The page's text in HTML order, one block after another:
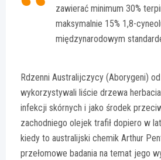
zawierać minimum 30%
maksymalnie 15% 1,8-
międzynarodowym
Rdzenni Australijczycy (Aborygeni)
wykorzystywali liście drzewa
infekcji skórnych i jako środek
zachodniego olejek trafił dopiero w
kiedy to australijski chemik Arthur
przełomowe badania na temat jego